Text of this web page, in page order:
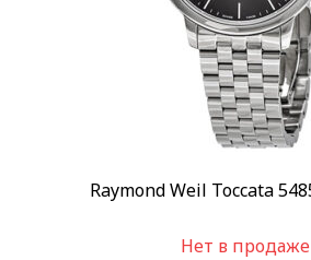
Raymond Weil Toccata
Нет в продаже